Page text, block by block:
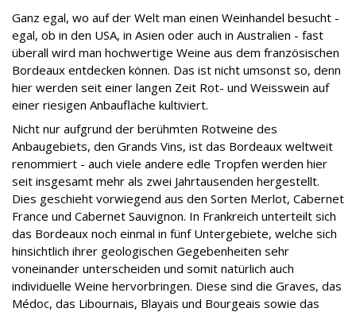
Ganz egal, wo auf der Welt man einen Weinhandel besucht -
egal, ob in den USA, in Asien oder auch in Australien - fast
überall wird man hochwertige Weine aus dem französischen
Bordeaux entdecken können. Das ist nicht umsonst so, denn
hier werden seit einer langen Zeit Rot- und Weisswein auf
einer riesigen Anbaufläche kultiviert.
Nicht nur aufgrund der berühmten Rotweine des
Anbaugebiets, den Grands Vins, ist das Bordeaux weltweit
renommiert - auch viele andere edle Tropfen werden hier
seit insgesamt mehr als zwei Jahrtausenden hergestellt.
Dies geschieht vorwiegend aus den Sorten Merlot, Cabernet
France und Cabernet Sauvignon. In Frankreich unterteilt sich
das Bordeaux noch einmal in fünf Untergebiete, welche sich
hinsichtlich ihrer geologischen Gegebenheiten sehr
voneinander unterscheiden und somit natürlich auch
individuelle Weine hervorbringen. Diese sind die Graves, das
Médoc, das Libournais, Blayais und Bourgeais sowie das